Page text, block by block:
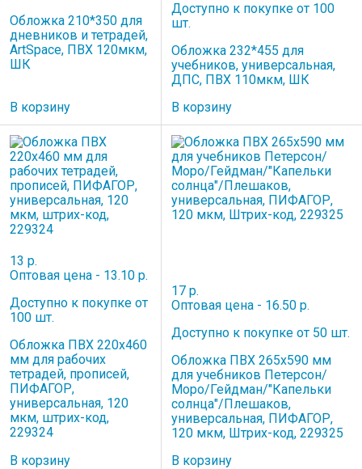
Обложка 210*350 для
дневников и тетрадей,
ArtSpace, ПВХ 120мкм,
ШК
В корзину
Доступно к покупке от 100
шт.
Обложка 232*455 для
учебников, универсальная,
ДПС, ПВХ 110мкм, ШК
В корзину
13 р.
Оптовая цена - 13.10 р.
Доступно к покупке от
100 шт.
Обложка ПВХ 220х460
мм для рабочих
тетрадей, прописей,
ПИФАГОР,
универсальная, 120
мкм, штрих-код,
229324
В корзину
17 р.
Оптовая цена - 16.50 р.
Доступно к покупке от 50 шт.
Обложка ПВХ 265х590 мм
для учебников Петерсон/
Моро/Гейдман/"Капельки
солнца"/Плешаков,
универсальная, ПИФАГОР,
120 мкм, Штрих-код, 229325
В корзину